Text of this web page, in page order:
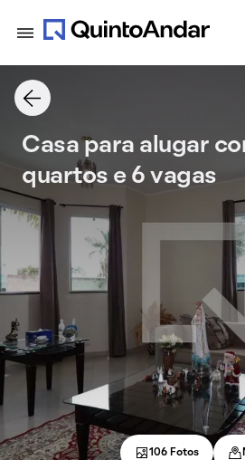
Casa para alugar
quartos e 6 vagas
106 Fotos